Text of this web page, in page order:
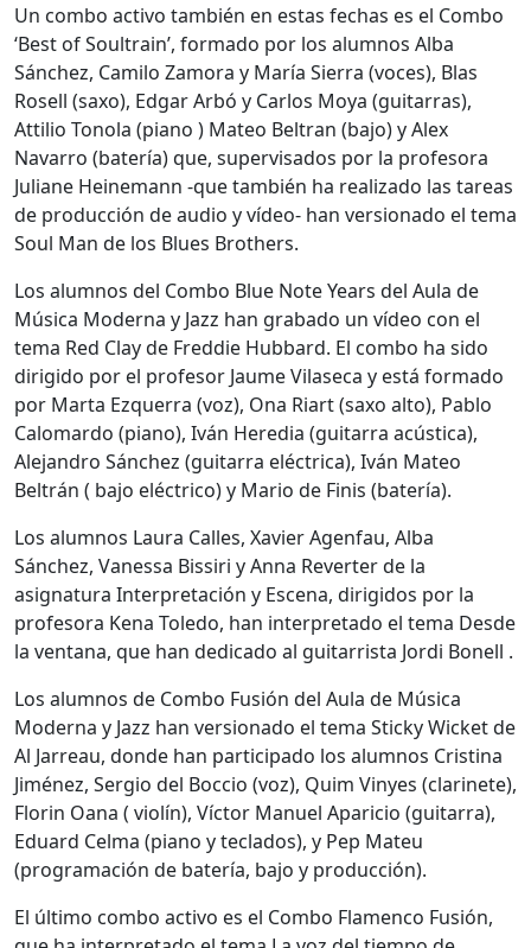
Un combo activo también en estas fechas es el Combo
‘Best of Soultrain’, formado por los alumnos Alba
Sánchez, Camilo Zamora y María Sierra (voces), Blas
Rosell (saxo), Edgar Arbó y Carlos Moya (guitarras),
Attilio Tonola (piano ) Mateo Beltran (bajo) y Alex
Navarro (batería) que, supervisados ​​por la profesora
Juliane Heinemann -que también ha realizado las tareas
de producción de audio y vídeo- han versionado el tema
Soul Man de los Blues Brothers.
Los alumnos del Combo Blue Note Years del Aula de
Música Moderna y Jazz han grabado un vídeo con el
tema Red Clay de Freddie Hubbard. El combo ha sido
dirigido por el profesor Jaume Vilaseca y está formado
por Marta Ezquerra (voz), Ona Riart (saxo alto), Pablo
Calomardo (piano), Iván Heredia (guitarra acústica),
Alejandro Sánchez (guitarra eléctrica), Iván Mateo
Beltrán ( bajo eléctrico) y Mario de Finis (batería).
Los alumnos Laura Calles, Xavier Agenfau, Alba
Sánchez, Vanessa Bissiri y Anna Reverter de la
asignatura Interpretación y Escena, dirigidos por la
profesora Kena Toledo, han interpretado el tema Desde
la ventana, que han dedicado al guitarrista Jordi Bonell .
Los alumnos de Combo Fusión del Aula de Música
Moderna y Jazz han versionado el tema Sticky Wicket de
Al Jarreau, donde han participado los alumnos Cristina
Jiménez, Sergio del Boccio (voz), Quim Vinyes (clarinete),
Florin Oana ( violín), Víctor Manuel Aparicio (guitarra),
Eduard Celma (piano y teclados), y Pep Mateu
(programación de batería, bajo y producción).
El último combo activo es el Combo Flamenco Fusión,